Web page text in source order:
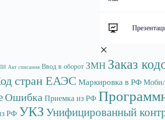
Акт списания Ввод в оборот ЗМН Заказ
стран ЕАЭС Маркировка в РФ
Ошибка Приемка из РФ
РФ УКЗУнифицированный